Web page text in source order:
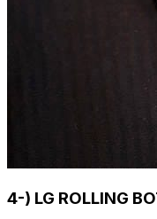
4-) LG ROLLING